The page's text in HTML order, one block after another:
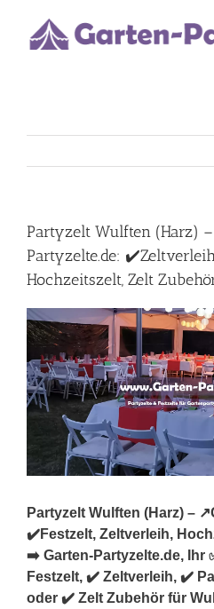
content
Partyzelt Wulften (Harz)
Partyzelte.de:
Hochzeitszelt, Zelt
Partyzelt Wulften (Harz) –
✔️Festzelt, Zeltverleih,
➡️ Garten-Partyzelte.de, Ihr
Festzelt, ✔️ Zeltverleih, ✔️
oder ✔️ Zelt Zubehör für